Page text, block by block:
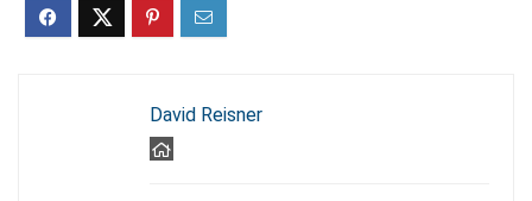
David Reisner